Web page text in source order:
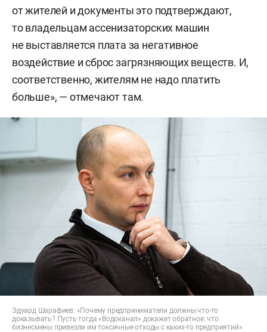
от жителей и документы это подтверждают,
то владельцам ассенизаторских машин
не выставляется плата за негативное
воздействие и сброс загрязняющих веществ. И,
соответственно, жителям не надо платить
больше», — отмечают там.
Эдуард Шарафиев: «Почему предприниматели должны что-то
доказывать? Пусть тогда «Водоканал» докажет обратное: что
бизнесмены привезли им токсичные отходы с каких-то предприятий»